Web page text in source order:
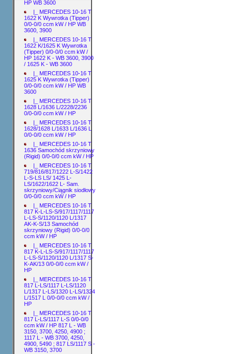
HP WB 3600
|_ MERCEDES 10-16 T
1622 K Wywrotka (Tipper)
0/0-0/0 ccm kW / HP WB
3600, 3900
|_ MERCEDES 10-16 T
1622 K/1625 K Wywrotka
(Tipper) 0/0-0/0 ccm kW /
HP 1622 K - WB 3600, 3900
/ 1625 K - WB 3600
|_ MERCEDES 10-16 T
1625 K Wywrotka (Tipper)
0/0-0/0 ccm kW / HP WB
3600
|_ MERCEDES 10-16 T
1628 L/1636 L/2228/2236
0/0-0/0 ccm kW / HP
|_ MERCEDES 10-16 T
1628/1628 L/1633 L/1636 L
0/0-0/0 ccm kW / HP
|_ MERCEDES 10-16 T
1636 Samochód skrzyniowy
(Rigid) 0/0-0/0 ccm kW / HP
|_ MERCEDES 10-16 T
719/816/817/1222 L-S/1422
L-S-LS LS/ 1425 L-
LS/1622/1622 L- Sam.
skrzyniowy/Ciągnik siodłowy
0/0-0/0 ccm kW / HP
|_ MERCEDES 10-16 T
817 K-L-LS-S/917/1117/1117
L-LS-S/1120/1120 L/1317
AK-K-S/13 Samochód
skrzyniowy (Rigid) 0/0-0/0
ccm kW / HP
|_ MERCEDES 10-16 T
817 K-L-LS-S/917/1117/1117
L-LS-S/1120/1120 L/1317 S-
K-AK/13 0/0-0/0 ccm kW /
HP
|_ MERCEDES 10-16 T
817 L-LS/1117 L-LS/1120
L/1317 L-LS/1320 L-LS/1324
L/1517 L 0/0-0/0 ccm kW /
HP
|_ MERCEDES 10-16 T
817 L-LS/1117 L-S 0/0-0/0
ccm kW / HP 817 L - WB
3150, 3700, 4250, 4900 ;
1117 L - WB 3700, 4250,
4900, 5490 ; 817 LS/1117 S -
WB 3150, 3700